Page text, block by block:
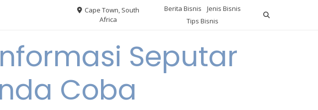
Cape Town, South
Africa
Berita Bisnis
Jenis Bisnis
Tips Bisnis
Seputar
Coba